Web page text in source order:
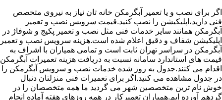
اگر برای نصب و یا تعمیر آبگرمکن خانه تان نیاز به نیروی متخصص
فنی دارید،اپلیکیشن را نصب کنید.قیمت سرویس نصب و تعمیر
آبگرمکن همانند سایر خدمات فنی مثل نصب و تعمیر پکیج و شوفاژ در
اپلیکیشن شفاف و دقیق اعلام شده است.هزینه سرویس نصب و تعمیر
آبگرمکن در سراسر تهران ثابت است و تمامی همیاران با اشراف به
قیمت های استاندارد سامانه نسبت به دریافت هزینه تعمیرات آبگرمکن
اقدام می کنند.جدول به روز شده خدمات نصب و سرویس آبگرمکن را
در جدول مشاهده می کنید.اگر برای تعمیرات فنی منزلتان دنبال
خوش نام ترین متخصصین شهر می گردید ما همه متخصصان را در
گردهم آورده ایم.همیاران تعمیرکار در همه روزهای هفته آماده انجام